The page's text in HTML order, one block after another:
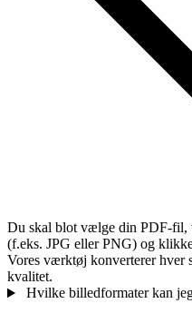
Du skal blot vælge din PDF-fil,
(f.eks. JPG eller PNG) og
Vores værktøj konverterer
kvalitet.
Hvilke billedformater kan